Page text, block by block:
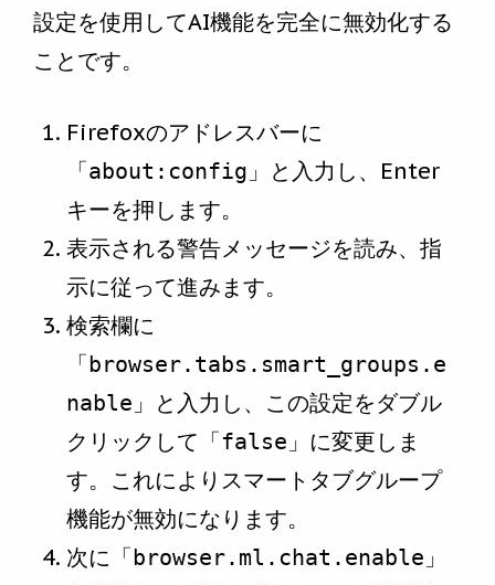
設定を使用してAI機能を完全に無効化する
ことです。
Firefoxのアドレスバーに
「about:config 」と入力し、Enter
キーを押します。
表示される警告メッセージを読み、指
示に従って進みます。
検索欄に
「browser.tabs.smart_groups.e
nable 」と入力し、この設定をダブル
クリックして「false 」に変更しま
す。これによりスマートタブグループ
機能が無効になります。
次に「browser.ml.chat.enable 」